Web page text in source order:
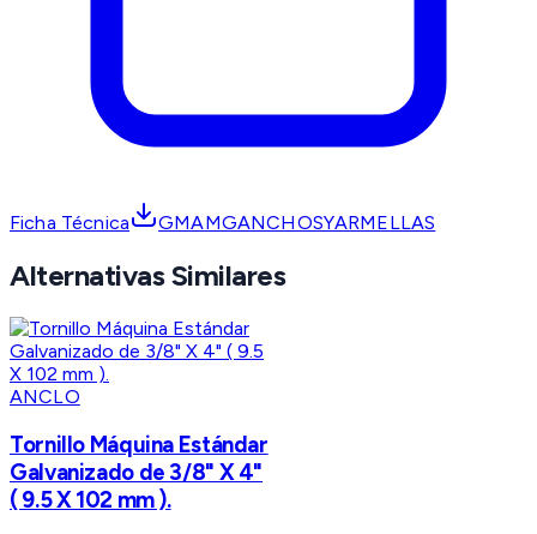
Ficha Técnica GMAMGANCHOSYARMELLAS
Alternativas Similares
ANCLO
Tornillo Máquina Estándar
Galvanizado de 3/8" X 4"
( 9.5 X 102 mm ).